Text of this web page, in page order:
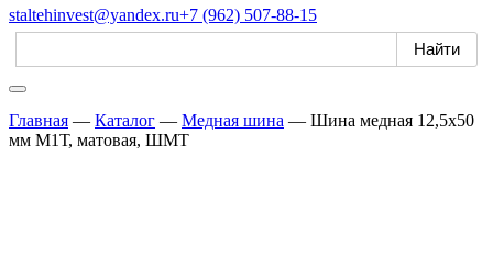
staltehinvest@yandex.ru+7 (962) 507-88-15
Главная — Каталог — Медная шина — Шина медная 12,5х50
мм М1Т, матовая, ШМТ